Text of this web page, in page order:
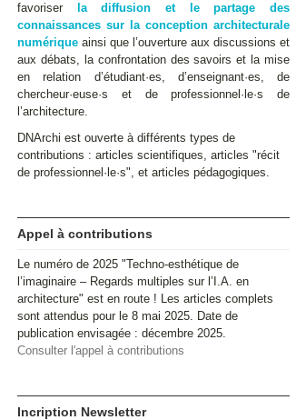
favoriser
la diffusion et le partage des
connaissances sur la conception architecturale
numérique ainsi que l’ouverture aux discussions et
aux débats, la confrontation des savoirs et la mise
en relation d’étudiant·es, d’enseignant·es, de
chercheur·euse·s et de professionnel·le·s de
l’architecture.
DNArchi est ouverte à différents types de
contributions : articles scientifiques, articles "récit
de professionnel·le·s", et articles pédagogiques.
Appel à contributions
Le numéro de 2025 "Techno-esthétique de
l’imaginaire – Regards multiples sur l’I.A. en
architecture" est en route ! Les articles complets
sont attendus pour le 8 mai 2025. Date de
publication envisagée : décembre 2025.
Consulter l'appel à contributions
Incription Newsletter